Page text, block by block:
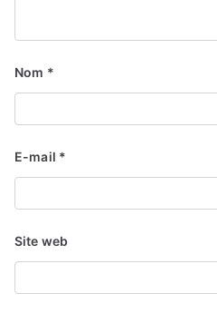
Nom *
E-mail *
Site web